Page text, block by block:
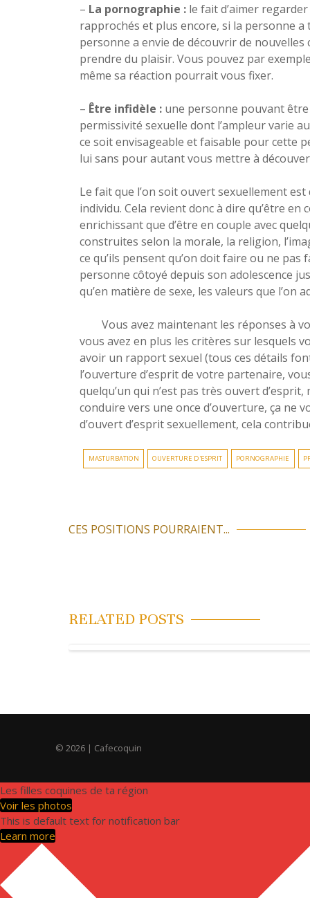
– La pornographie : le fait d’aimer
rapprochés et plus encore, si la personne a
personne a envie de découvrir de
prendre du plaisir. Vous pouvez par
même sa réaction pourrait vous fixer.
– Être infidèle : une personne pouvant être
permissivité sexuelle dont l’ampleur varie
ce soit envisageable et faisable pour cette
lui sans pour autant vous mettre à
Le fait que l’on soit ouvert sexuellement
individu. Cela revient donc à dire qu’être
enrichissant que d’être en couple avec
construites selon la morale, la religion,
ce qu’ils pensent qu’on doit faire ou ne
personne côtoyé depuis son adolescence
qu’en matière de sexe, les valeurs que
Vous avez maintenant les réponses à vos
vous avez en plus les critères sur lesquels
avoir un rapport sexuel (tous ces détails
l’ouverture d’esprit de votre partenaire,
quelqu’un qui n’est pas très ouvert
conduire vers une once d’ouverture, ça ne
d’ouvert d’esprit sexuellement, cela
MASTURBATION OUVERTURE D'ESPRIT PORNOGRAPHIE
N
a
n
d
e
l
a
CES POSITIONS POURRAIENT...
RELATED POSTS
© 2026 | Cafecoquin
Les filles coquines de ta région
Voir les photos
This is default text for notification bar
Learn more